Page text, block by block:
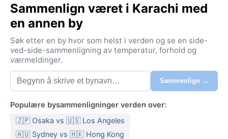
Karachi har et varmt ørkenklima (Köppen BWh),
preget av intense sommere og milde vintre.
Sommeren, fra april til oktober, byr på temperaturer
opp mot førti grader celsius, og høy luftfuktighet fra
havet gjør varmen trykkende. Vinteren er behagelig
med dagtemperaturer rundt femten til tjuefem grader.
Nedbøren er minimal mesteparten av året, men
som kan føre til oversvømmelser. Pakking bør
inkludere lette bomullsklær for sommeren, en jakke
for kjølige vinterkvelder, solkrem og en paraply
Sammenlign været i Karachi med
en annen by
Søk etter en by hvor som helst i verden og se en side-
ved-side-sammenligning av temperatur, forhold og
værmeldinger.
Sammenlign →
Populære bysammenligninger verden over:
🇯🇵 Osaka vs 🇺🇸 Los Angeles
🇦🇺 Sydney vs 🇭🇰 Hong Kong